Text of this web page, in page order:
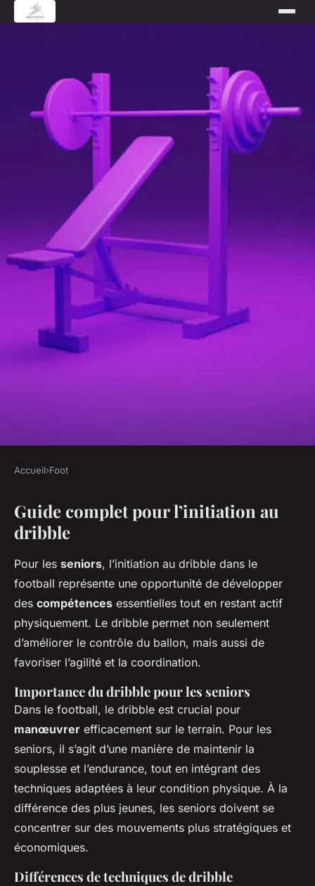
Initiation au dribble en foot
pour les seniors
Jules •5 avril 2025• 6 min de lecture
Accueil›Foot
Guide complet pour l’initiation au
dribble
Pour les seniors, l’initiation au dribble dans le
football représente une opportunité de développer
des compétences essentielles tout en restant actif
physiquement. Le dribble permet non seulement
d’améliorer le contrôle du ballon, mais aussi de
favoriser l’agilité et la coordination.
Importance du dribble pour les seniors
Dans le football, le dribble est crucial pour
manœuvrer efficacement sur le terrain. Pour les
seniors, il s’agit d’une manière de maintenir la
souplesse et l’endurance, tout en intégrant des
techniques adaptées à leur condition physique. À la
différence des plus jeunes, les seniors doivent se
concentrer sur des mouvements plus stratégiques et
économiques.
Différences de techniques de dribble